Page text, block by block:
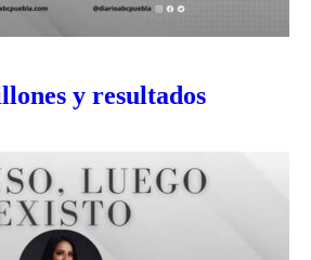
y resultados